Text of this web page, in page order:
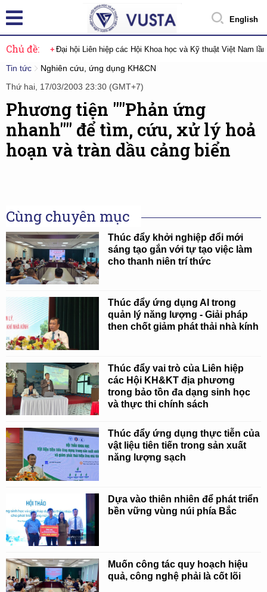
English
Chủ đề: Đại hội Liên hiệp các Hội Khoa học và Kỹ thuật Việt Nam
Tin tức
Nghiên cứu, ứng dụng KH&CN
Thứ hai, 17/03/2003 23:30 (GMT+7)
Phương tiện ""Phản ứng
nhanh"" để tìm, cứu, xử lý hoả
hoạn và tràn dầu cảng biển
Cùng chuyên mục
Thúc đẩy khởi nghiệp đổi mới
sáng tạo gắn với tự tạo việc làm
cho thanh niên trí thức
Thúc đẩy ứng dụng AI trong
quản lý năng lượng - Giải pháp
then chốt giảm phát thải nhà kính
Thúc đẩy vai trò của Liên hiệp
các Hội KH&KT địa phương
trong bảo tồn đa dạng sinh học
và thực thi chính sách
Thúc đẩy ứng dụng thực tiễn của
vật liệu tiên tiến trong sản xuất
năng lượng sạch
Dựa vào thiên nhiên để phát triển
bền vững vùng núi phía Bắc
Muốn công tác quy hoạch hiệu
quả, công nghệ phải là cốt lõi